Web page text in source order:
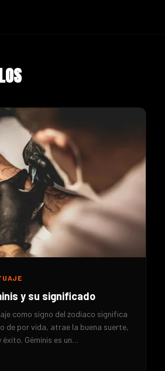
y su significado
como signo del zodiaco significa
de por vida, atrae la buena suerte,
éxito. Géminis es un…